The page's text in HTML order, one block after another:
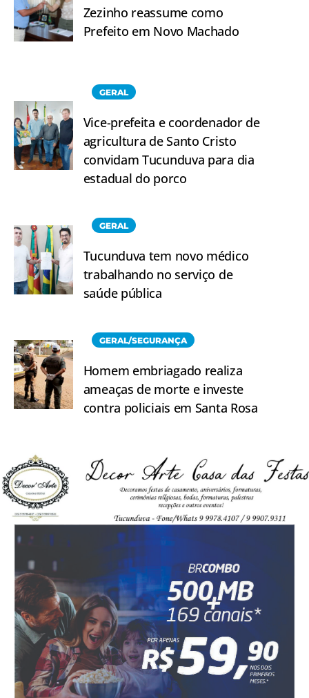
Zezinho reassume como
Prefeito em Novo Machado
GERAL
Vice-prefeita e coordenador de
agricultura de Santo Cristo
convidam Tucunduva para dia
estadual do porco
GERAL
Tucunduva tem novo médico
trabalhando no serviço de
saúde pública
GERAL/SEGURANÇA
Homem embriagado realiza
ameaças de morte e investe
contra policiais em Santa Rosa